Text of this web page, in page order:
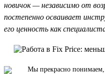
новичок — независимо от
постепенно осваивает
его ценность как
Мы прекрасно